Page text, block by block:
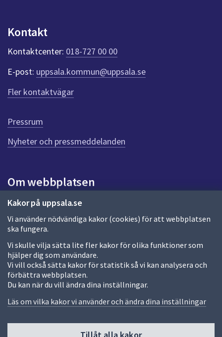
Kakor på uppsala.se
Vi använder nödvändiga kakor (cookies) för att webbplatsen
ska fungera.
Vi skulle vilja sätta lite fler kakor för olika funktioner som
hjälper dig som användare.
Vi vill också sätta kakor för statistik så vi kan analysera och
förbättra webbplatsen.
Du kan när du vill ändra dina inställningar.
Läs om vilka kakor vi använder och ändra dina inställningar
k
t
e
r
f
ö
r
e
n
n
a
d
a
Kontakt
Kontaktcenter: 018-727 00 00
E-post: uppsala.kommun@uppsala.se
Fler kontaktvägar
Pressrum
Nyheter och pressmeddelanden
Om webbplatsen
Om webbplatsen
Allmänna handlingar och diarium
Behandling av personuppgifter
Kakor
Språk (other languages)
Tillgänglighetsredogörelse